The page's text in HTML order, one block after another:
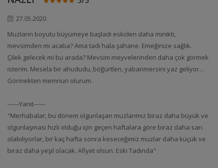
27.05.2020
Muzların boyutu büyümeye başladı eskiden daha minikti,
mevsimden mi acaba? Ama tadı hala şahane. Emeğinize sağlık.
Çilek gelecek mi bu arada? Mevsim meyvelerinden daha çok görmek
isterim. Mesela bir ahududu, böğürtlen, yabanmersini yaz geliyor...
Görmekten memnun olurum.
------Yanıt------
"Merhabalar, bu dönem olgunlaşan muzlarımız biraz daha büyük ve
olgunlaşması hızlı olduğu için geçen haftalara göre biraz daha sarı
olabiliyorlar, bir kaç hafta sonra keseceğimiz muzlar daha küçük ve
biraz daha yeşil olacak. Afiyet olsun. Eski Tadında"